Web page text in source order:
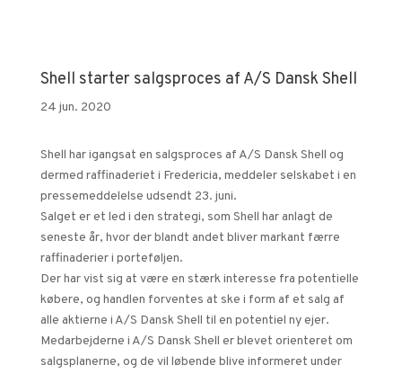
Shell starter salgsproces af A/S Dansk Shell
24 jun. 2020
Shell har igangsat en salgsproces af A/S Dansk Shell og
dermed raffinaderiet i Fredericia, meddeler selskabet i en
pressemeddelelse udsendt 23. juni.
Salget er et led i den strategi, som Shell har anlagt de
seneste år, hvor der blandt andet bliver markant færre
raffinaderier i porteføljen.
Der har vist sig at være en stærk interesse fra potentielle
købere, og handlen forventes at ske i form af et salg af
alle aktierne i A/S Dansk Shell til en potentiel ny ejer.
Medarbejderne i A/S Dansk Shell er blevet orienteret om
salgsplanerne, og de vil løbende blive informeret under